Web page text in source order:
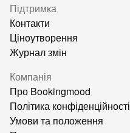
Підтримка
Контакти
Ціноутворення
Журнал змін
Компанія
Про Bookingmood
Політика конфіденційності
Умови та положення